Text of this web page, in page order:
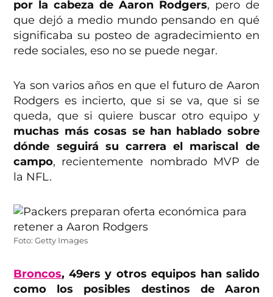
por la cabeza de Aaron Rodgers, pero de
que dejó a medio mundo pensando en qué
significaba su posteo de agradecimiento en
rede sociales, eso no se puede negar.
Ya son varios años en que el futuro de Aaron
Rodgers es incierto, que si se va, que si se
queda, que si quiere buscar otro equipo y
muchas más cosas se han hablado sobre
dónde seguirá su carrera el mariscal de
campo, recientemente nombrado MVP de
la NFL.
Foto: Getty Images
Broncos, 49ers y otros equipos han salido
como los posibles destinos de Aaron